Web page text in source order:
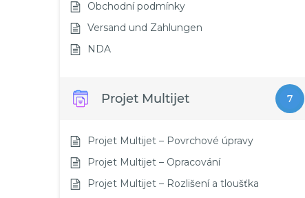
Obchodní podmínky
Versand und Zahlungen
NDA
Projet Multijet 7
Projet Multijet – Povrchové úpravy
Projet Multijet – Opracování
Projet Multijet – Rozlišení a tloušťka